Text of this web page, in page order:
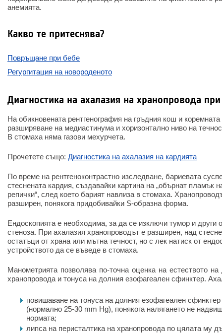
анемията.
Какво те притеснява?
Повръщане при бебе
Регургитация на новороденото
Диагностика на ахалазия на хранопровода
На обикновената рентгенография на гръдния кош и
разширяване на медиастинума и хоризонтално ниво на
В стомаха няма газови мехурчета.
Прочетете също: Диагностика на ахалазия на кардията
По време на рентгеноконтрастно изследване, бариевата
стеснената кардия, създавайки картина на „обърнат пламък
репички“, след което барият навлиза в стомаха.
разширен, понякога придобивайки S-образна форма.
Ендоскопията е необходима, за да се изключи тумор и други
стеноза. При ахалазия хранопроводът е разширен, над
остатъци от храна или мътна течност, но с лек натиск от
устройството да се въведе в стомаха.
Манометрията позволява по-точна оценка на естеството
хранопровода и тонуса на долния езофагеален сфинктер.
повишаване на тонуса на долния езофагеален
(нормално 25-30 mm Hg), понякога налягането не
нормата;
липса на перисталтика на хранопровода по цялата му